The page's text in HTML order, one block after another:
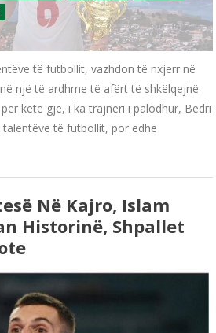
të futbollit, vazhdon të nxjerr në
një të ardhme të afërt të shkëlqejnë
këtë gjë, i ka trajneri i palodhur, Bedri
talentëve të futbollit, por edhe
Në Kajro, Islam
Historinë, Shpallet